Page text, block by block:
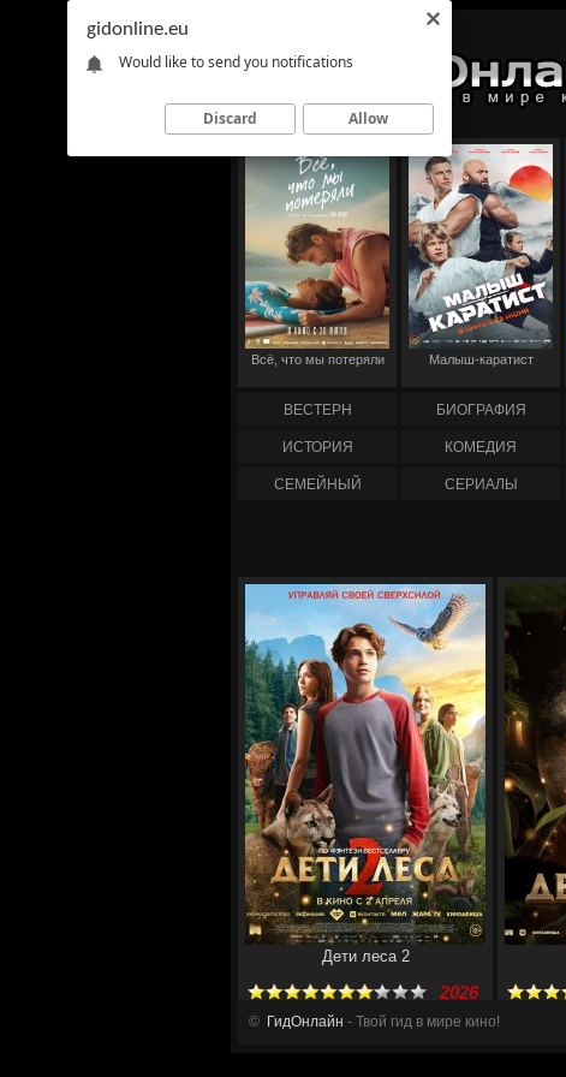
Всё, что мы потеряли Малыш-каратист
ВЕСТЕРН БИОГРАФИЯ
ИСТОРИЯ КОМЕДИЯ
СЕМЕЙНЫЙ СЕРИАЛЫ
Дети леса 2
2026
© ГидОнлайн - Твой гид в мире кино!
gidonline.eu
Would like to send you notifications
Discard Allow